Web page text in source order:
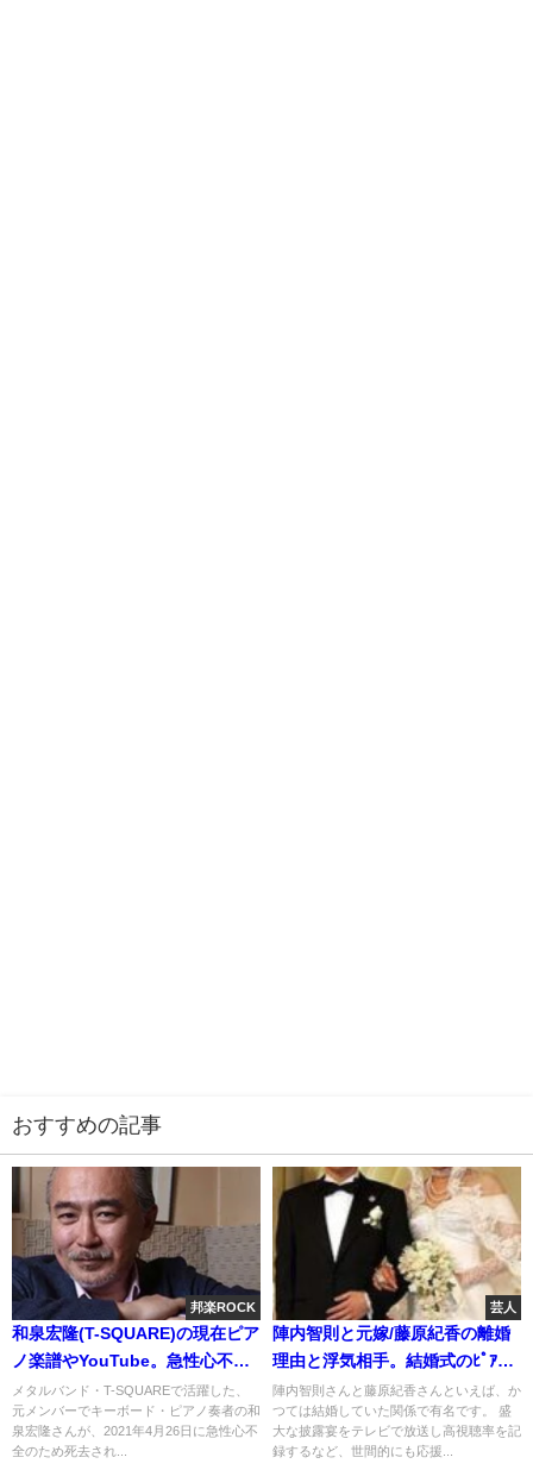
おすすめの記事
邦楽ROCK
和泉宏隆(T-SQUARE)の現在ピア
ノ楽譜やYouTube。急性心不全
で死去
メタルバンド・T-SQUAREで活躍した、
元メンバーでキーボード・ピアノ奏者の和
泉宏隆さんが、2021年4月26日に急性心不
全のため死去され...
芸人
陣内智則と元嫁/藤原紀香の離婚
理由と浮気相手。結婚式のﾋﾟｱﾉ
とｷｳｲ
陣内智則さんと藤原紀香さんといえば、か
つては結婚していた関係で有名です。 盛
大な披露宴をテレビで放送し高視聴率を記
録するなど、世間的にも応援...